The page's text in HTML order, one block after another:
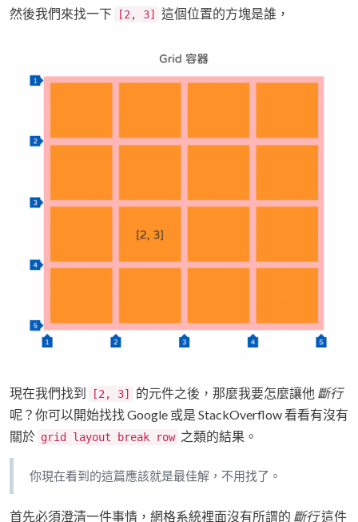
然後我們來找一下 [2, 3] 這個位置的方塊是誰，
現在我們找到 [2, 3] 的元件之後，那麼我要怎麼讓他 斷行
呢？你可以開始找找 Google 或是 StackOverflow 看看有沒有
關於 grid layout break row 之類的結果。
你現在看到的這篇應該就是最佳解，不用找了。
首先必須澄清一件事情，網格系統裡面沒有所謂的 斷行這件